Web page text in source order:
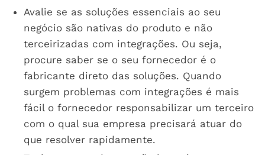
Avalie se as soluções essenciais ao seu
negócio são nativas do produto e não
terceirizadas com integrações. Ou seja,
procure saber se o seu fornecedor é o
fabricante direto das soluções. Quando
surgem problemas com integrações é mais
fácil o fornecedor responsabilizar um terceiro
com o qual sua empresa precisará atuar do
que resolver rapidamente.